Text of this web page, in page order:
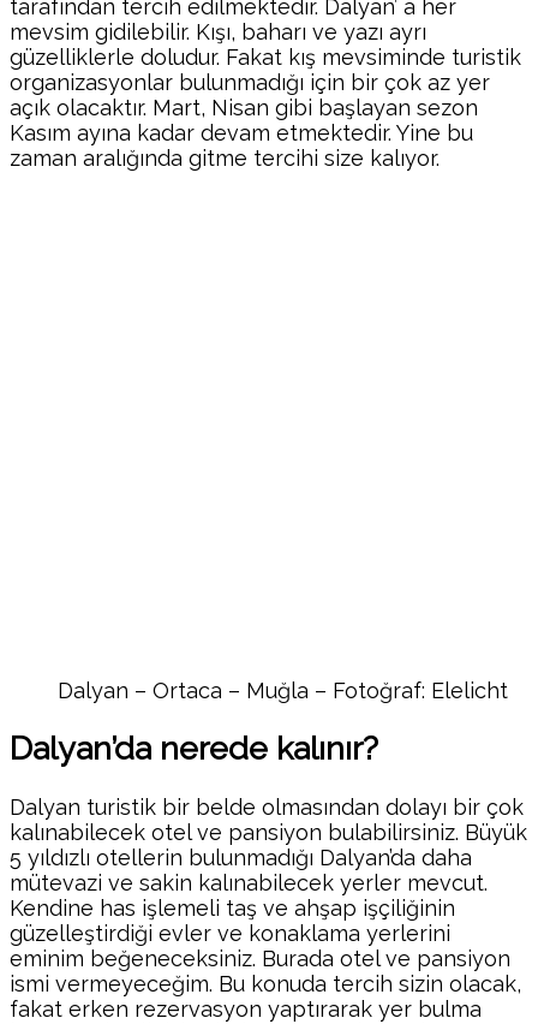
tarafından tercih edilmektedir. Dalyan’ a her
mevsim gidilebilir. Kışı, baharı ve yazı ayrı
güzelliklerle doludur. Fakat kış mevsiminde turistik
organizasyonlar bulunmadığı için bir çok az yer
açık olacaktır. Mart, Nisan gibi başlayan sezon
Kasım ayına kadar devam etmektedir. Yine bu
zaman aralığında gitme tercihi size kalıyor.
Dalyan – Ortaca – Muğla – Fotoğraf: Elelicht
Dalyan’da nerede kalınır?
Dalyan turistik bir belde olmasından dolayı bir çok
kalınabilecek otel ve pansiyon bulabilirsiniz. Büyük
5 yıldızlı otellerin bulunmadığı Dalyan’da daha
mütevazi ve sakin kalınabilecek yerler mevcut.
Kendine has işlemeli taş ve ahşap işçiliğinin
güzelleştirdiği evler ve konaklama yerlerini
eminim beğeneceksiniz. Burada otel ve pansiyon
ismi vermeyeceğim. Bu konuda tercih sizin olacak,
fakat erken rezervasyon yaptırarak yer bulma